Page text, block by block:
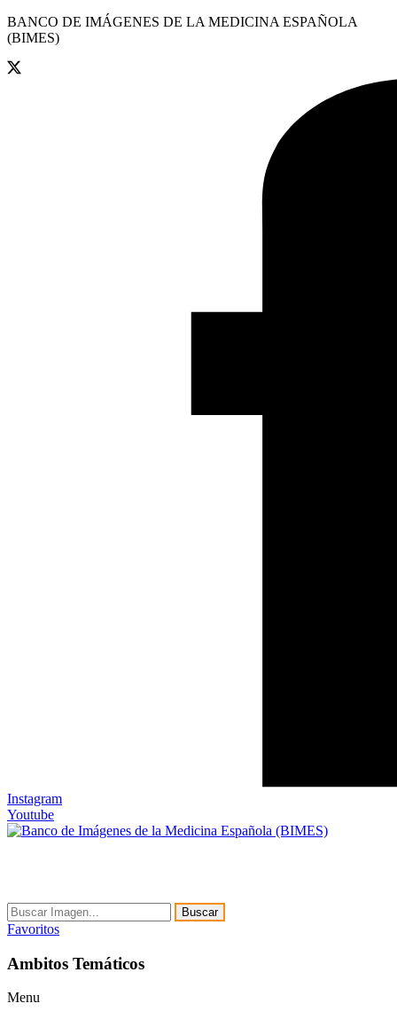
BANCO DE IMÁGENES DE LA MEDICINA ESPAÑOLA
(BIMES)
Instagram
Youtube
Buscar
Favoritos
Ambitos Temáticos
Menu